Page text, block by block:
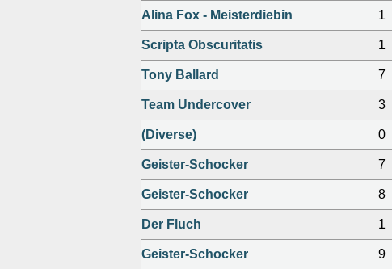
Alina Fox - Meisterdiebin 1
Scripta Obscuritatis 1
Tony Ballard 7
Team Undercover 3
(Diverse) 0
Geister-Schocker 7
Geister-Schocker 8
Der Fluch 1
Geister-Schocker 9